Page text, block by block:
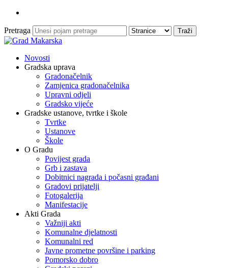
Pretraga
Novosti
Gradska uprava
Gradonačelnik
Zamjenica gradonačelnika
Upravni odjeli
Gradsko vijeće
Gradske ustanove, tvrtke i škole
Tvrtke
Ustanove
Škole
O Gradu
Povijest grada
Grb i zastava
Dobitnici nagrada i počasni građani
Gradovi prijatelji
Fotogalerija
Manifestacije
Akti Grada
Važniji akti
Komunalne djelatnosti
Komunalni red
Javne prometne površine i parking
Pomorsko dobro